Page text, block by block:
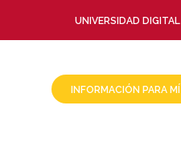
UNIVERSIDAD DIGITAL
INFORMACIÓN PARA MÍ